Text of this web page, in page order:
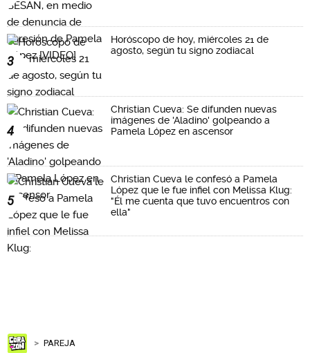
3
Horóscopo de hoy, miércoles 21 de
agosto, según tu signo zodiacal
4
Christian Cueva: Se difunden nuevas
imágenes de 'Aladino' golpeando a
Pamela López en ascensor
5
Christian Cueva le confesó a Pamela
López que le fue infiel con Melissa Klug:
"Él me cuenta que tuvo encuentros con
ella"
PAREJA